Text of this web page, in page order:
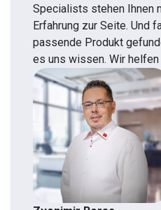
Specialists stehen Ihnen
Erfahrung zur Seite. Und
passende Produkt
es uns wissen. Wir